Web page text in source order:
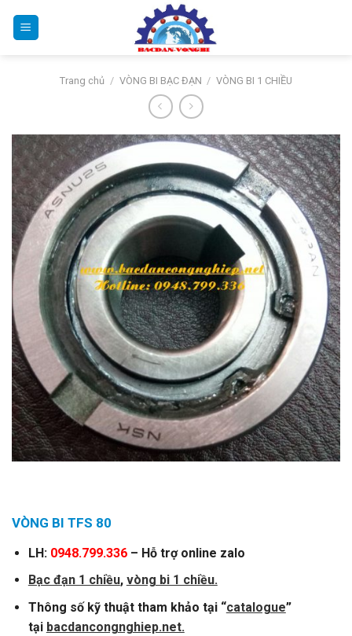
Trang chủ / VÒNG BI BẠC ĐẠN / VÒNG BI 1 CHIỀU
VÒNG BI TFS 80
LH: 0948.799.336 – Hỗ trợ online zalo
Bạc đạn 1 chiều, vòng bi 1 chiều.
Thông số kỹ thuật tham khảo tại “catalogue”
tại bacdancongnghiep.net.